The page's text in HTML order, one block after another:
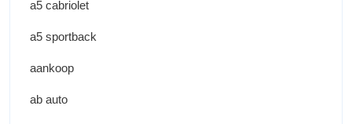
a5 cabriolet
a5 sportback
aankoop
ab auto